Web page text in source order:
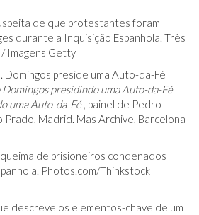
de que protestantes foram
durante a Inquisição Espanhola. Três
Imagens Getty
Domingos presidindo uma Auto-da-Fé
uma Auto-da-Fé, painel de Pedro
Madrid. Mas Archive, Barcelona
de prisioneiros condenados
Photos.com/Thinkstock
descreve os elementos-chave de um